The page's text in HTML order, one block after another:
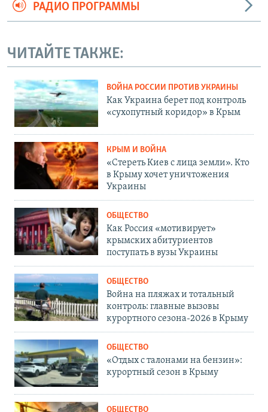
РАДИО ПРОГРАММЫ
ЧИТАЙТЕ ТАКЖЕ:
ВОЙНА РОССИИ ПРОТИВ УКРАИНЫ
Как Украина берет под контроль
«сухопутный коридор» в Крым
КРЫМ И ВОЙНА
«Стереть Киев с лица земли». Кто
в Крыму хочет уничтожения
Украины
ОБЩЕСТВО
Как Россия «мотивирует»
крымских абитуриентов
поступать в вузы Украины
ОБЩЕСТВО
Война на пляжах и тотальный
контроль: главные вызовы
курортного сезона-2026 в Крыму
ОБЩЕСТВО
«Отдых с талонами на бензин»:
курортный сезон в Крыму
ОБЩЕСТВО